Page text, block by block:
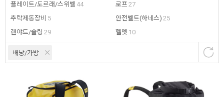
플레이트/도르래/스위벨 44
추락제동장비 5
랜야드/슬링 29
로프 27
안전벨트(하네스) 25
헬멧 10
배낭/가방